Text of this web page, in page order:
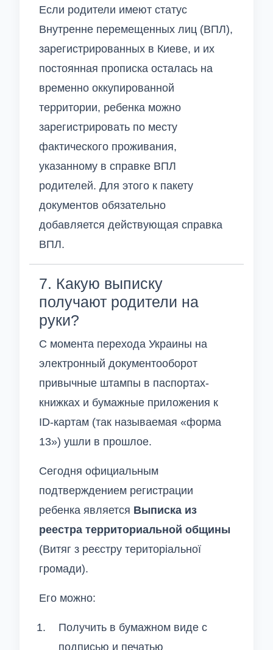
Если родители имеют статус
Внутренне перемещенных лиц (ВПЛ),
зарегистрированных в Киеве, и их
постоянная прописка осталась на
временно оккупированной
территории, ребенка можно
зарегистрировать по месту
фактического проживания,
указанному в справке ВПЛ
родителей. Для этого к пакету
документов обязательно
добавляется действующая справка
ВПЛ.
7. Какую выписку
получают родители на
руки?
С момента перехода Украины на
электронный документооборот
привычные штампы в паспортах-
книжках и бумажные приложения к
ID-картам (так называемая «форма
13») ушли в прошлое.
Сегодня официальным
подтверждением регистрации
ребенка является Выписка из
реестра территориальной общины
(Витяг з реєстру територіальної
громади).
Его можно:
Получить в бумажном виде с
подписью и печатью